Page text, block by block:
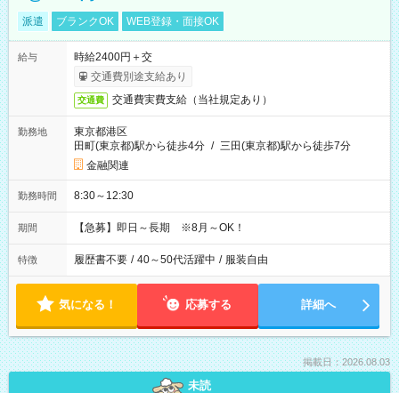
派遣 ブランクOK WEB登録・面接OK
給与
時給2400円＋交
交通費別途支給あり
交通費 交通費実費支給（当社規定あり）
勤務地
東京都港区
田町(東京都)駅から徒歩4分 / 三田(東京都)駅から徒歩7分
金融関連
勤務時間 8:30～12:30
期間 【急募】即日～長期 ※8月～OK！
特徴 履歴書不要 / 40～50代活躍中 / 服装自由
気になる！ 応募する 詳細へ
掲載日：2026.08.03
未読